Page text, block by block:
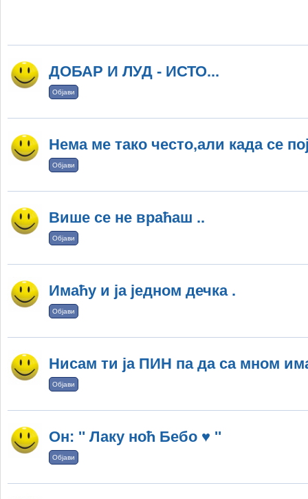
ДОБАР И ЛУД - ИСТО...
Објави
Нема ме тако често,али када се
Објави
Више се не враћаш ..
Објави
Имаћу и ја једном дечка .
Објави
Нисам ти ја ПИН па да са мном
Објави
Он: '' Лаку ноћ Бебо ♥ ''
Објави